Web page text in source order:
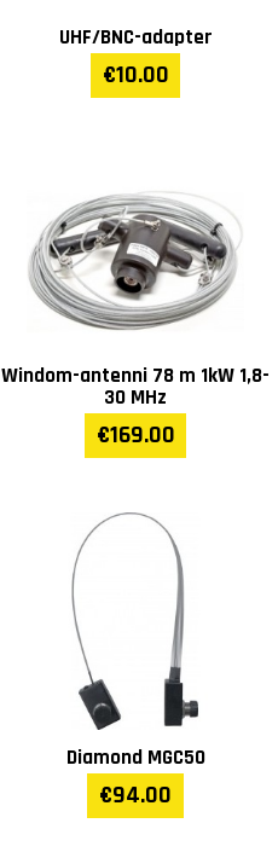
UHF/BNC-adapter
€10.00
Windom-antenni 78 m 1kW 1,8-
30 MHz
€169.00
Diamond MGC50
€94.00